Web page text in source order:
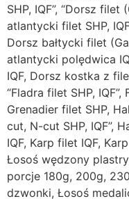
SHP, IQF”, “Dorsz filet
atlantycki filet SHP,
Dorsz bałtycki filet
atlantycki polędwica
IQF, Dorsz kostka z
“Fladra filet SHP,
Grenadier filet SHP,
cut, N-cut SHP, IQF”,
IQF, Karp filet IQF,
Łosoś wędzony
porcje 180g, 200g,
dzwonki, Łosoś